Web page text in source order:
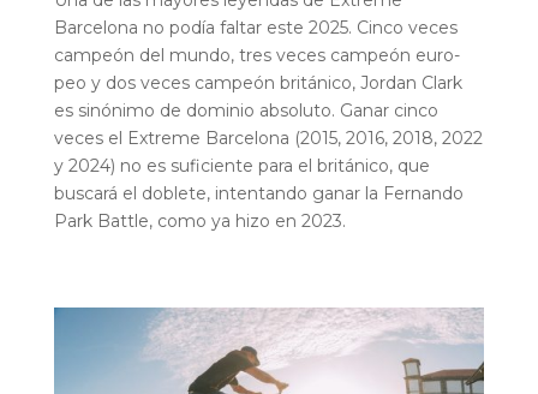
Barcelona no podía faltar este 2025. Cinco veces
campeón del mundo, tres veces campeón euro-
peo y dos veces campeón británico, Jordan Clark
es sinónimo de dominio absoluto. Ganar cinco
veces el Extreme Barcelona (2015, 2016, 2018, 2022
y 2024) no es suficiente para el británico, que
buscará el doblete, intentando ganar la Fernando
Park Battle, como ya hizo en 2023.